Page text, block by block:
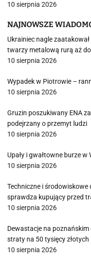
10 sierpnia 2026
NAJNOWSZE
Ukrainiec nagle
twarzy metalową rurą aż
10 sierpnia 2026
Wypadek w Piotrowie –
10 sierpnia 2026
Gruzin poszukiwany ENA
podejrzany o przemyt ludzi
10 sierpnia 2026
Upały i gwałtowne burze
10 sierpnia 2026
Techniczne i środowiskowe
sprawdza kupujący przed
10 sierpnia 2026
Dewastacje na
straty na 50 tysięcy złotych
10 sierpnia 2026